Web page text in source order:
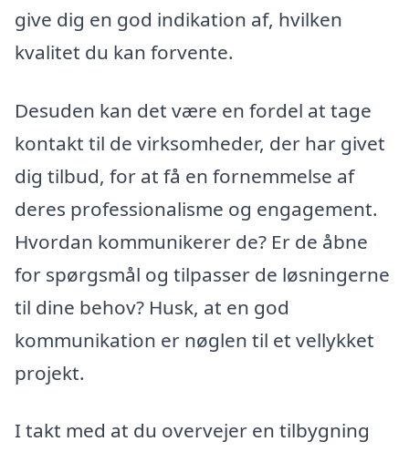
give dig en god indikation af, hvilken
kvalitet du kan forvente.
Desuden kan det være en fordel at tage
kontakt til de virksomheder, der har givet
dig tilbud, for at få en fornemmelse af
deres professionalisme og engagement.
Hvordan kommunikerer de? Er de åbne
for spørgsmål og tilpasser de løsningerne
til dine behov? Husk, at en god
kommunikation er nøglen til et vellykket
projekt.
I takt med at du overvejer en tilbygning